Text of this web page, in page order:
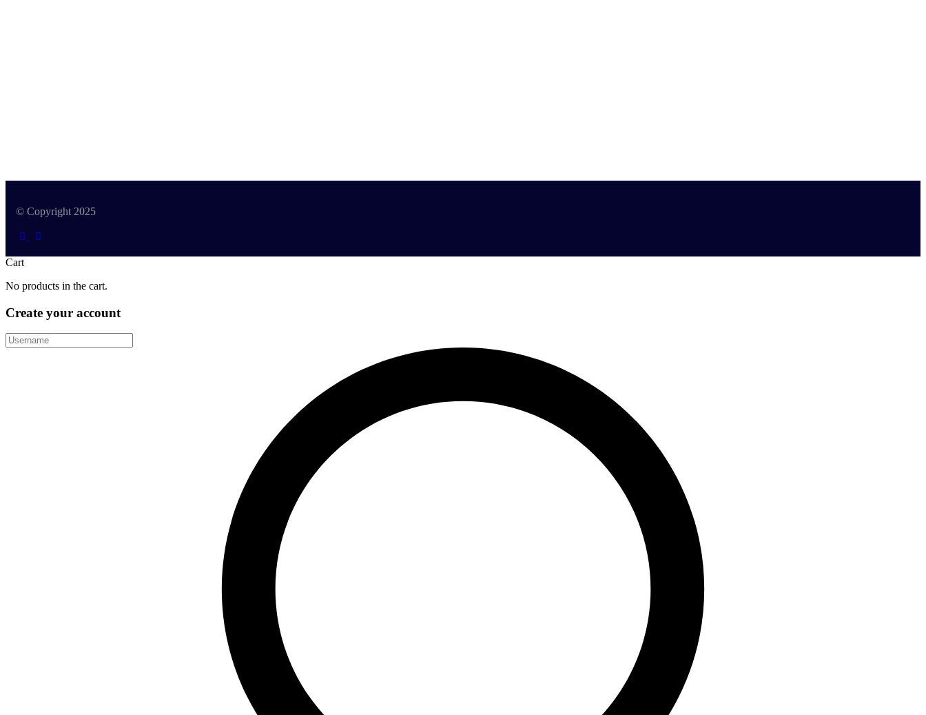
© Copyright 2025
Cart
No products in the cart.
Create your account